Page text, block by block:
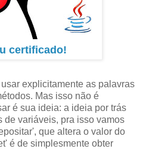
certificado!
explicitamente as palavras
Mas isso não é
é sua ideia: a ideia por trás
de variáveis, pra isso vamos
que altera o valor do
é de simplesmente obter